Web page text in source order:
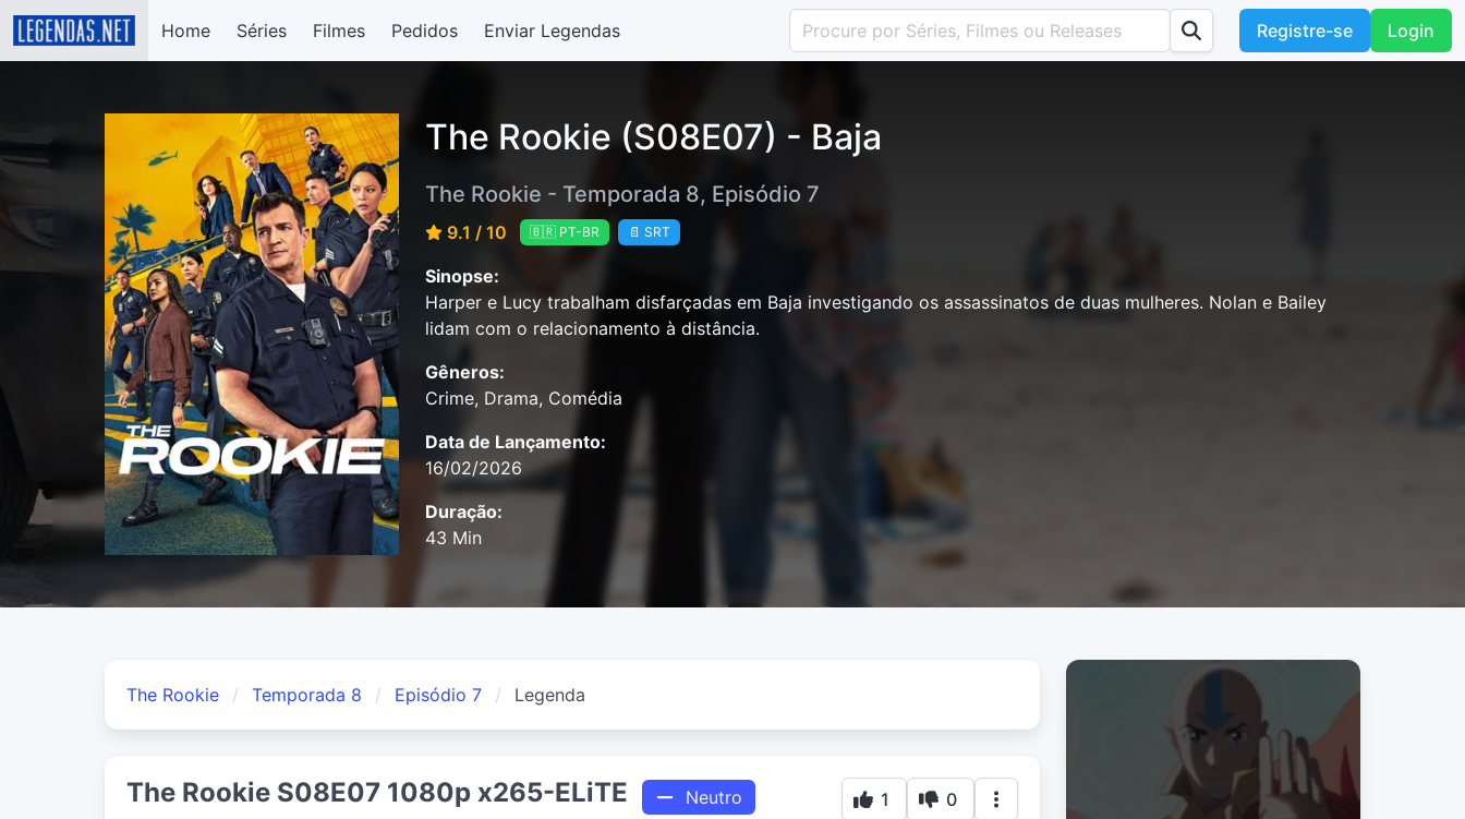
Home Séries Filmes Pedidos Enviar Legendas Registre-se Login
The Rookie (S08E07) - Baja
The Rookie - Temporada 8, Episódio 7
9.1 / 10 🇧🇷 PT-BR 📄 SRT
Sinopse:
Harper e Lucy trabalham disfarçadas em Baja investigando os assassinatos de duas mulheres. Nolan e Bailey
lidam com o relacionamento à distância.
Gêneros:
Crime, Drama, Comédia
Data de Lançamento:
16/02/2026
Duração:
43 Min
The Rookie Temporada 8 Episódio 7 Legenda
The Rookie S08E07 1080p x265-ELiTE
Neutro
1 0